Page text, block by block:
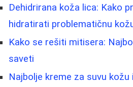
Dehidrirana koža lica: Kako
hidratirati problematičnu
Kako se rešiti mitisera:
saveti
Najbolje kreme za suvu kožu